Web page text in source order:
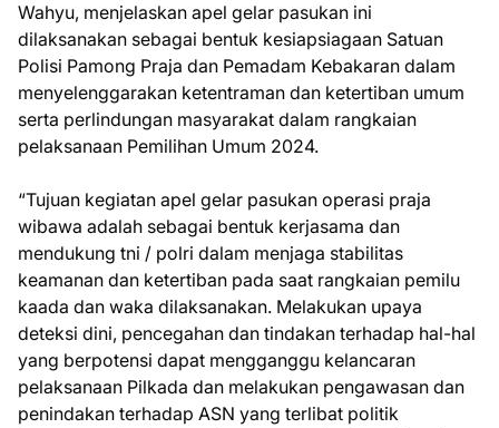
Wahyu, menjelaskan apel gelar pasukan ini
dilaksanakan sebagai bentuk kesiapsiagaan Satuan
Polisi Pamong Praja dan Pemadam Kebakaran dalam
menyelenggarakan ketentraman dan ketertiban umum
serta perlindungan masyarakat dalam rangkaian
pelaksanaan Pemilihan Umum 2024.
“Tujuan kegiatan apel gelar pasukan operasi praja
wibawa adalah sebagai bentuk kerjasama dan
mendukung tni / polri dalam menjaga stabilitas
keamanan dan ketertiban pada saat rangkaian pemilu
kaada dan waka dilaksanakan. Melakukan upaya
deteksi dini, pencegahan dan tindakan terhadap hal-hal
yang berpotensi dapat mengganggu kelancaran
pelaksanaan Pilkada dan melakukan pengawasan dan
penindakan terhadap ASN yang terlibat politik